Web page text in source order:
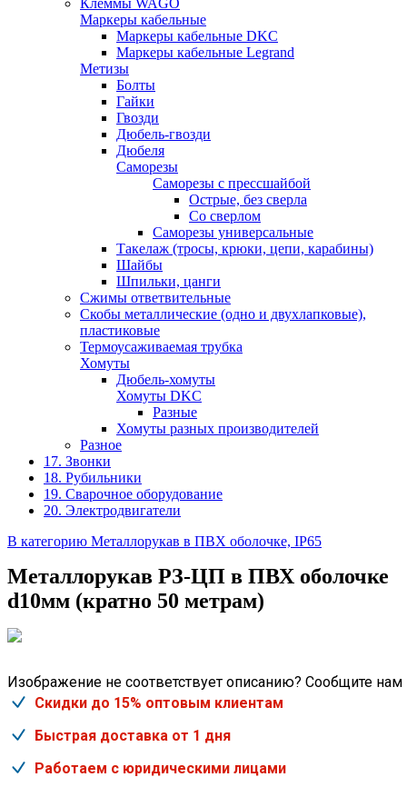
Клеммы WAGO
Маркеры кабельные
Маркеры кабельные DKC
Маркеры кабельные Legrand
Метизы
Болты
Гайки
Гвозди
Дюбель-гвозди
Дюбеля
Саморезы
Саморезы с прессшайбой
Острые, без сверла
Со сверлом
Саморезы универсальные
Такелаж (тросы, крюки, цепи, карабины)
Шайбы
Шпильки, цанги
Сжимы ответвительные
Скобы металлические (одно и двухлапковые),
пластиковые
Термоусаживаемая трубка
Хомуты
Дюбель-хомуты
Хомуты DKC
Разные
Хомуты разных производителей
Разное
17. Звонки
18. Рубильники
19. Сварочное оборудование
20. Электродвигатели
В категорию Металлорукав в ПВХ оболочке, IP65
Металлорукав РЗ-ЦП в ПВХ оболочке
d10мм (кратно 50 метрам)
Изображение не соответствует описанию? Сообщите нам
Скидки до 15% оптовым клиентам
Быстрая доставка от 1 дня
Работаем с юридическими лицами